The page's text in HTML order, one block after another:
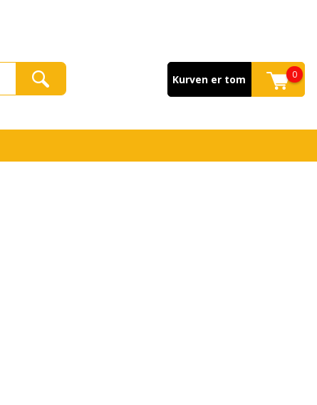
Kurven er tom 0